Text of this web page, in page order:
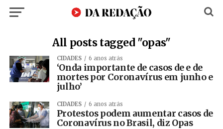
All posts tagged "opas"
CIDADES 6 anos atrás
‘Onda importante de casos de e de
mortes por Coronavírus em junho e
julho’
CIDADES 6 anos atrás
Protestos podem aumentar casos de
Coronavírus no Brasil, diz Opas